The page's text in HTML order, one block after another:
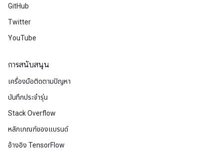
GitHub
Twitter
YouTube
การสนับสนุน
เครื่องมือติดตามปัญหา
บันทึกประจำรุ่น
Stack Overflow
หลักเกณฑ์ของแบรนด์
อ้างอิง TensorFlow